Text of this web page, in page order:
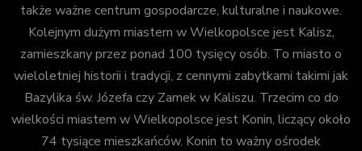
także ważne centrum gospodarcze, kulturalne i naukowe.
Kolejnym dużym miastem w Wielkopolsce jest Kalisz,
zamieszkany przez ponad 100 tysięcy osób. To miasto o
wieloletniej historii i tradycji, z cennymi zabytkami takimi jak
Bazylika św. Józefa czy Zamek w Kaliszu. Trzecim co do
wielkości miastem w Wielkopolsce jest Konin, liczący około
74 tysiące mieszkańców. Konin to ważny ośrodek